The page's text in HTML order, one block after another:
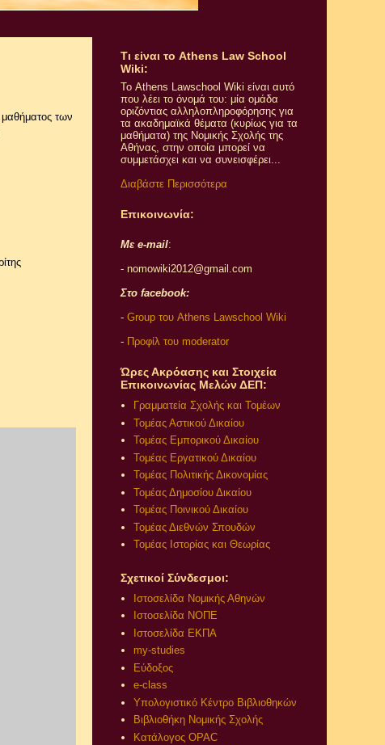
μαθήματος των
Τι εiναι το Athens Law School
Wiki:
Το Athens Lawschool Wiki είναι αυτό
που λέει το όνομά του: μία ομάδα
οριζόντιας αλληλοπληροφόρησης για
τα ακαδημαϊκά θέματα (κυρίως για τα
μαθήματα) της Νομικής Σχολής της
Αθήνας, στην οποία μπορεί να
συμμετάσχει και να συνεισφέρει...
Διαβάστε Περισσότερα
Επικοινωνία:
Με e-mail:
- nomowiki2012@gmail.com
Στο facebook:
- Group του Athens Lawschool Wiki
- Προφίλ του moderator
Ώρες Ακρόασης και Στοιχεία
Επικοινωνίας Μελών ΔΕΠ:
Γραμματεία Σχολής και Τομέων
Τομέας Αστικού Δικαίου
Τομέας Εμπορικού Δικαίου
Τομέας Εργατικού Δικαίου
Τομέας Πολιτικής Δικονομίας
Τομέας Δημοσίου Δικαίου
Τομέας Ποινικού Δικαίου
Τομέας Διεθνών Σπουδών
Τομέας Ιστορίας και Θεωρίας
Σχετικοί Σύνδεσμοι:
Ιστοσελίδα Νομικής Αθηνών
Ιστοσελίδα ΝΟΠΕ
Ιστοσελίδα ΕΚΠΑ
my-studies
Εύδοξος
e-class
Υπολογιστικό Κέντρο Βιβλιοθηκών
Βιβλιοθήκη Νομικής Σχολής
Κατάλογος OPAC